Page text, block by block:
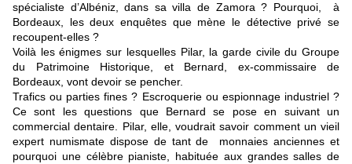
spécialiste d’Albéniz, dans sa villa de Zamora ? Pourquoi, à
Bordeaux, les deux enquêtes que mène le détective privé se
recoupent-elles ?
Voilà les énigmes sur lesquelles Pilar, la garde civile du Groupe
du Patrimoine Historique, et Bernard, ex-commissaire de
Bordeaux, vont devoir se pencher.
Trafics ou parties fines ? Escroquerie ou espionnage industriel ?
Ce sont les questions que Bernard se pose en suivant un
commercial dentaire. Pilar, elle, voudrait savoir comment un vieil
expert numismate dispose de tant de monnaies anciennes et
pourquoi une célèbre pianiste, habituée aux grandes salles de